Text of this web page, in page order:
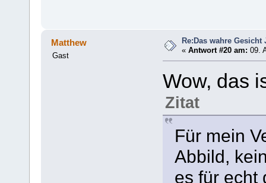
Matthew
Gast
Re:Das wahre Gesicht
«Antwort #20 am: 09.
Wow, das
Zitat
Für mein
Abbild,
es für echt